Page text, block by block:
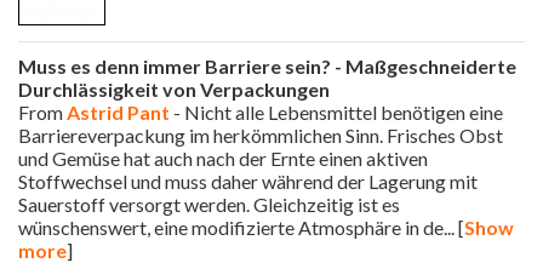
Muss es denn immer Barriere sein? - Maßgeschneiderte
Durchlässigkeit von Verpackungen
FromAstrid Pant - Nicht alle Lebensmittel benötigen eine
Barriereverpackung im herkömmlichen Sinn. Frisches Obst
und Gemüse hat auch nach der Ernte einen aktiven
Stoffwechsel und muss daher während der Lagerung mit
Sauerstoff versorgt werden. Gleichzeitig ist es
wünschenswert, eine modifizierte Atmosphäre in de... [Show
more]